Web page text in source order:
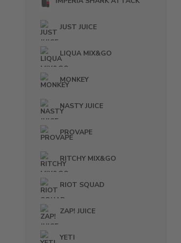
JUST JUICE
LIQUA MIX&GO
MONKEY
NASTY JUICE
PROVAPE
RITCHY MIX&GO
RIOT SQUAD
ZAP! JUICE
YETI